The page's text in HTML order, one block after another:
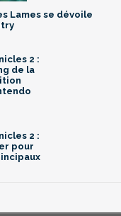
Lames se dévoile
2 :
de la
2 :
pour